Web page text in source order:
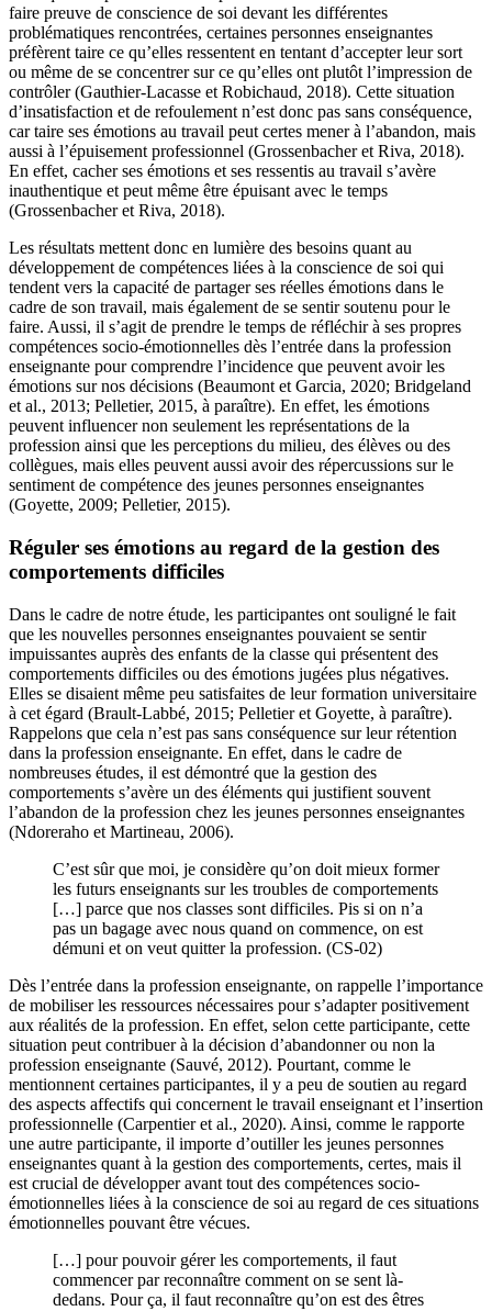
faire preuve de conscience de soi devant les différentes
problématiques rencontrées, certaines personnes enseignantes
préfèrent taire ce qu’elles ressentent en tentant d’accepter leur sort
ou même de se concentrer sur ce qu’elles ont plutôt l’impression de
contrôler (Gauthier-Lacasse et Robichaud, 2018). Cette situation
d’insatisfaction et de refoulement n’est donc pas sans conséquence,
car taire ses émotions au travail peut certes mener à l’abandon, mais
aussi à l’épuisement professionnel (Grossenbacher et Riva, 2018).
En effet, cacher ses émotions et ses ressentis au travail s’avère
inauthentique et peut même être épuisant avec le temps
(Grossenbacher et Riva, 2018).
Les résultats mettent donc en lumière des besoins quant au
développement de compétences liées à la conscience de soi qui
tendent vers la capacité de partager ses réelles émotions dans le
cadre de son travail, mais également de se sentir soutenu pour le
faire. Aussi, il s’agit de prendre le temps de réfléchir à ses propres
compétences socio-émotionnelles dès l’entrée dans la profession
enseignante pour comprendre l’incidence que peuvent avoir les
émotions sur nos décisions (Beaumont et Garcia, 2020; Bridgeland
et al., 2013; Pelletier, 2015, à paraître). En effet, les émotions
peuvent influencer non seulement les représentations de la
profession ainsi que les perceptions du milieu, des élèves ou des
collègues, mais elles peuvent aussi avoir des répercussions sur le
sentiment de compétence des jeunes personnes enseignantes
(Goyette, 2009; Pelletier, 2015).
Réguler ses émotions au regard de la gestion des
comportements difficiles
Dans le cadre de notre étude, les participantes ont souligné le fait
que les nouvelles personnes enseignantes pouvaient se sentir
impuissantes auprès des enfants de la classe qui présentent des
comportements difficiles ou des émotions jugées plus négatives.
Elles se disaient même peu satisfaites de leur formation universitaire
à cet égard (Brault-Labbé, 2015; Pelletier et Goyette, à paraître).
Rappelons que cela n’est pas sans conséquence sur leur rétention
dans la profession enseignante. En effet, dans le cadre de
nombreuses études, il est démontré que la gestion des
comportements s’avère un des éléments qui justifient souvent
l’abandon de la profession chez les jeunes personnes enseignantes
(Ndoreraho et Martineau, 2006).
C’est sûr que moi, je considère qu’on doit mieux former
les futurs enseignants sur les troubles de comportements
[…] parce que nos classes sont difficiles. Pis si on n’a
pas un bagage avec nous quand on commence, on est
démuni et on veut quitter la profession. (CS-02)
Dès l’entrée dans la profession enseignante, on rappelle l’importance
de mobiliser les ressources nécessaires pour s’adapter positivement
aux réalités de la profession. En effet, selon cette participante, cette
situation peut contribuer à la décision d’abandonner ou non la
profession enseignante (Sauvé, 2012). Pourtant, comme le
mentionnent certaines participantes, il y a peu de soutien au regard
des aspects affectifs qui concernent le travail enseignant et l’insertion
professionnelle (Carpentier et al., 2020). Ainsi, comme le rapporte
une autre participante, il importe d’outiller les jeunes personnes
enseignantes quant à la gestion des comportements, certes, mais il
est crucial de développer avant tout des compétences socio-
émotionnelles liées à la conscience de soi au regard de ces situations
émotionnelles pouvant être vécues.
[…] pour pouvoir gérer les comportements, il faut
commencer par reconnaître comment on se sent là-
dedans. Pour ça, il faut reconnaître qu’on est des êtres